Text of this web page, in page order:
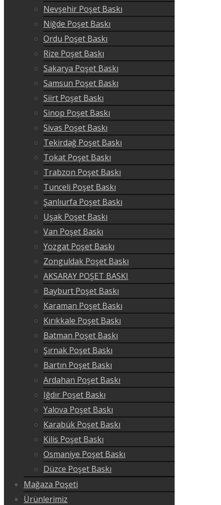
Nevşehir Poşet Baskı
Niğde Poşet Baskı
Ordu Poşet Baskı
Rize Poşet Baskı
Sakarya Poşet Baskı
Samsun Poşet Baskı
Siirt Poşet Baskı
Sinop Poşet Baskı
Sivas Poşet Baskı
Tekirdağ Poşet Baskı
Tokat Poşet Baskı
Trabzon Poşet Baskı
Tunceli Poşet Baskı
Şanlıurfa Poşet Baskı
Uşak Poşet Baskı
Van Poşet Baskı
Yozgat Poşet Baskı
Zonguldak Poşet Baskı
AKSARAY POŞET BASKI
Bayburt Poşet Baskı
Karaman Poşet Baskı
Kırıkkale Poşet Baskı
Batman Poşet Baskı
Şırnak Poşet Baskı
Bartın Poşet Baskı
Ardahan Poşet Baskı
Iğdır Poşet Baskı
Yalova Poşet Baskı
Karabük Poşet Baskı
Kilis Poşet Baskı
Osmaniye Poşet Baskı
Düzce Poşet Baskı
Mağaza Poşeti
Ürünlerimiz